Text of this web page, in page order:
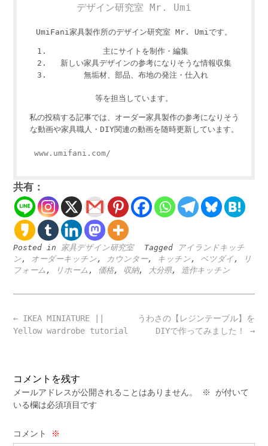
デザイン研究室 Mr. Umi
UmiFani家具製作所のデザイン研究室 Mr. Umiです。
主にサイトを制作・編集
新しい家具デザインの参考になりそうな情報収集
無垢材、部品、布地の発注・仕入れ
等を担当しています。
私の投稿する記事では、オーダー家具製作の参考になりそう
な動画や家具職人・DIY関連の動画を随時更新しています。
www.umifani.com/
共有：
Posted in 家具デザイン研究室 Tagged
アイランドキッチ
ン, オーダーキッチン, カウンター, キッチン, ベツダイ ,
リ
フォーム , リホーム , 価格, 収納, 大分県, 造作キッチン
Post
navigation
うわさの【レジンテーブル】を
DIYで作ってみました！ →
← IKEA MINIATURE ||
Yellow wardrobe tutorial
コメントを残す
メールアドレスが公開されることはありません。 ※
が付いて
いる欄は必須項目です
コメント ※